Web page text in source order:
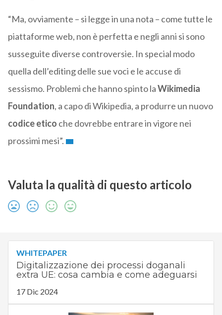
“Ma, ovviamente – si legge in una nota – come tutte le
piattaforme web, non è perfetta e negli anni si sono
susseguite diverse controversie. In special modo
quella dell’editing delle sue voci e le accuse di
sessismo. Problemi che hanno spinto laWikimedia
Foundation, a capo di Wikipedia, a produrre un nuovo
codice etico che dovrebbe entrare in vigore nei
prossimi mesi”.
Valuta la qualità di questo articolo
WHITEPAPER
Digitalizzazione dei processi doganali
extra UE: cosa cambia e come adeguarsi
17 Dic 2024